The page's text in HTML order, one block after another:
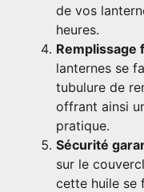
de vos
heures.
Remplissage
lanternes se
tubulure de
offrant ainsi
pratique.
Sécurité
sur le
cette huile se